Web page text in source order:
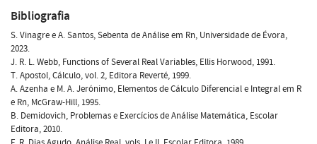
Bibliografia
S. Vinagre e A. Santos, Sebenta de Análise em Rn, Universidade de Évora,
2023.
J. R. L. Webb, Functions of Several Real Variables, Ellis Horwood, 1991.
T. Apostol, Cálculo, vol. 2, Editora Reverté, 1999.
A. Azenha e M. A. Jerónimo, Elementos de Cálculo Diferencial e Integral em R
e Rn, McGraw-Hill, 1995.
B. Demidovich, Problemas e Exercícios de Análise Matemática, Escolar
Editora, 2010.